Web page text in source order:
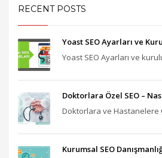
RECENT POSTS
Yoast SEO Ayarları ve
Yoast SEO Ayarları ve
Doktorlara Özel SEO –
Doktorlara ve Hastanelere
Kurumsal SEO